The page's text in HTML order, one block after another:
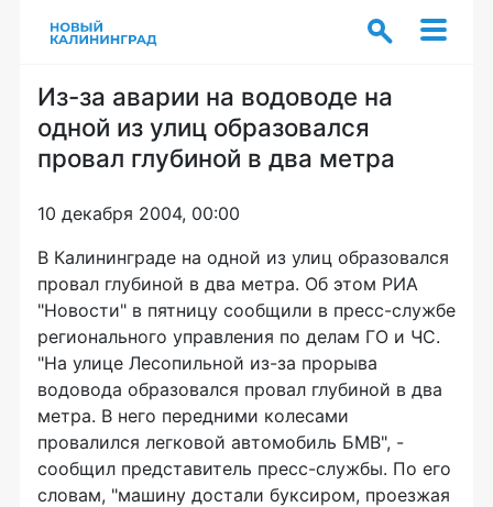
Из-за аварии на водоводе на
одной из улиц образовался
провал глубиной в два метра
10 декабря 2004, 00:00
В Калининграде на одной из улиц образовался
провал глубиной в два метра. Об этом РИА
"Новости" в пятницу сообщили в пресс-службе
регионального управления по делам ГО и ЧС.
"На улице Лесопильной из-за прорыва
водовода образовался провал глубиной в два
метра. В него передними колесами
провалился легковой автомобиль БМВ", -
сообщил представитель пресс-службы. По его
словам, "машину достали буксиром, проезжая